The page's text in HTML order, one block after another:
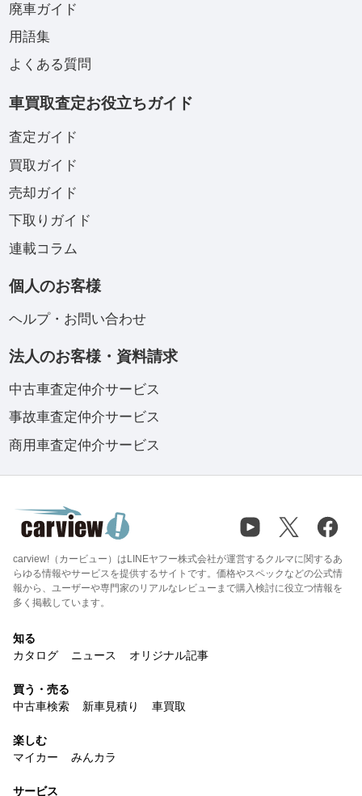
廃車ガイド
用語集
よくある質問
車買取査定お役立ちガイド
査定ガイド
買取ガイド
売却ガイド
下取りガイド
連載コラム
個人のお客様
ヘルプ・お問い合わせ
法人のお客様・資料請求
中古車査定仲介サービス
事故車査定仲介サービス
商用車査定仲介サービス
carview!（カービュー）はLINEヤフー株式会社が運営するクルマに関するあ
らゆる情報やサービスを提供するサイトです。価格やスペックなどの公式情
報から、ユーザーや専門家のリアルなレビューまで購入検討に役立つ情報を
多く掲載しています。
知る
カタログ
ニュース オリジナル記事
買う・売る
中古車検索
新車見積り 車買取
楽しむ
マイカー
みんカラ
サービス